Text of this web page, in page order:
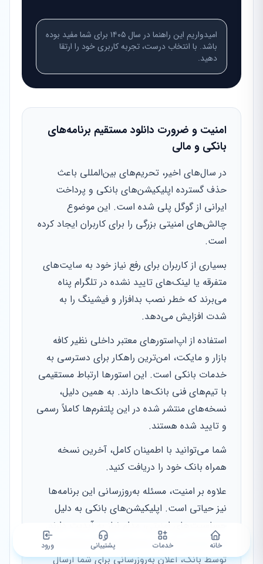
امیدواریم این راهنما در سال ۱۴۰۵ برای شما مفید بوده
باشد. با انتخاب درست، تجربه کاربری خود را ارتقا
دهید.
امنیت و ضرورت دانلود مستقیم برنامه‌های
بانکی و مالی
در سال‌های اخیر، تحریم‌های بین‌المللی باعث
حذف گسترده اپلیکیشن‌های بانکی و پرداخت
ایرانی از گوگل پلی شده است. این موضوع
چالش‌های امنیتی بزرگی را برای کاربران ایجاد کرده
است.
بسیاری از کاربران برای رفع نیاز خود به سایت‌های
متفرقه یا لینک‌های تایید نشده در تلگرام پناه
می‌برند که خطر نصب بدافزار و فیشینگ را به
شدت افزایش می‌دهد.
استفاده از اپ‌استورهای معتبر داخلی نظیر کافه
بازار و مایکت، امن‌ترین راهکار برای دسترسی به
خدمات بانکی است. این استورها ارتباط مستقیمی
با تیم‌های فنی بانک‌ها دارند. به همین دلیل،
نسخه‌های منتشر شده در این پلتفرم‌ها کاملاً رسمی
و تایید شده هستند.
شما می‌توانید با اطمینان کامل، آخرین نسخه
همراه بانک خود را دریافت کنید.
علاوه بر امنیت، مسئله به‌روزرسانی این برنامه‌ها
نیز حیاتی است. اپلیکیشن‌های بانکی به دلیل
حساسیت‌های امنیتی، مدام نیاز به آپدیت دارند.
در استورهای ایرانی، به محض انتشار نسخه جدید
توسط بانک، اعلان به‌روزرسانی برای شما ارسال
خانه خدمات پشتیبانی ورود